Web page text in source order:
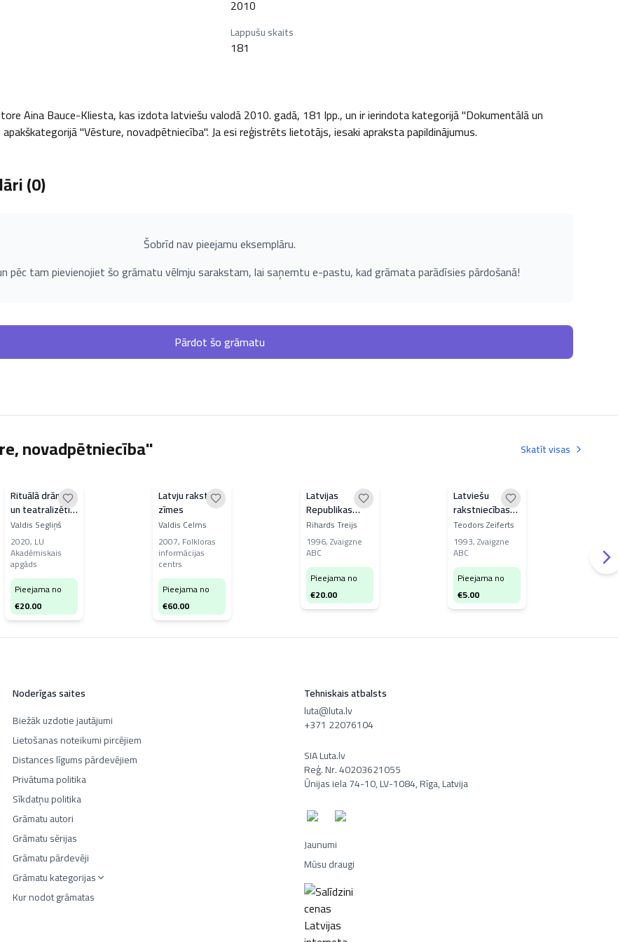
2010
Lappušu skaits
181
Aina Bauce-Kliesta, kas izdota latviešu valodā 2010. gadā, 181 lpp., un ir ierindota kategorijā "Dokumentālā un
"Vēsture, novadpētniecība". Ja esi reģistrēts lietotājs, iesaki apraksta papildinājumus.
(0)
Šobrīd nav pieejamu eksemplāru.
pēc tam pievienojiet šo grāmatu vēlmju sarakstam, lai saņemtu e-pastu, kad grāmata parādīsies pārdošanā!
Pārdot šo grāmatu
novadpētniecība" Skatīt visas
Rituālā drāma
un teatralizēti
uzvedumi
senajā Egģiptē
Valdis Segliņš
2020, LU
Akadēmiskais
apgāds
Pieejama no
€20.00
Latvju raksts un
zīmes
Valdis Celms
2007, Folkloras
informácijas
centrs
Pieejama no
€60.00
Latvijas
Republikas
prese
Rihards Treijs
1996,Zvaigzne
ABC
Pieejama no
€20.00
Latviešu
rakstniecības
vēsture
Teodors Zeiferts
1993,Zvaigzne
ABC
Pieejama no
€5.00
Noderīgas saites
Biežāk uzdotie jautājumi
Lietošanas noteikumi pircējiem
Distances līgums pārdevējiem
Privātuma politika
Sīkdatņu politika
Grāmatu autori
Grāmatu sērijas
Grāmatu pārdevēji
Grāmatu kategorijas
Kur nodot grāmatas
Tehniskais atbalsts
luta@luta.lv
+371 22076104
SIA Luta.lv
Reģ. Nr. 40203621055
Ūnijas iela 74-10, LV-1084, Rīga, Latvija
Jaunumi
Mūsu draugi